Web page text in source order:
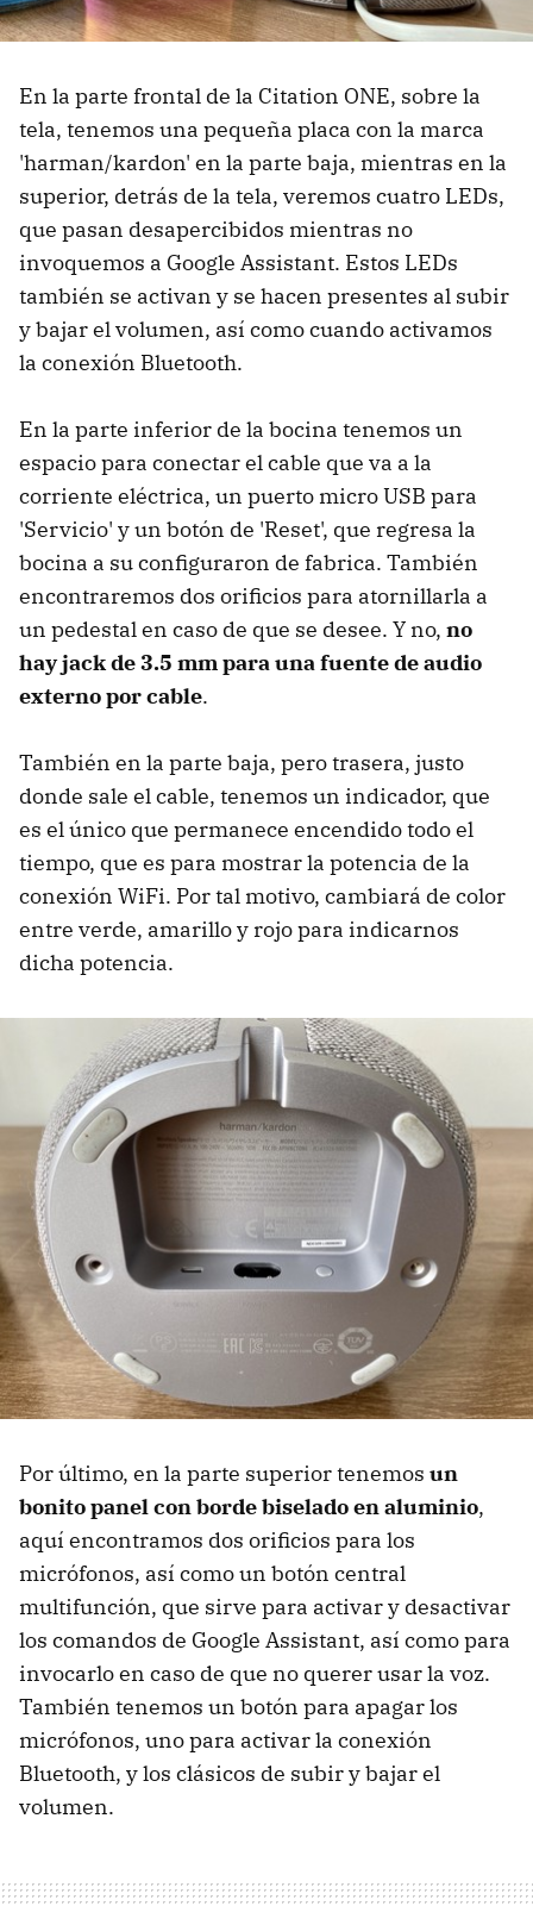
En la parte frontal de la Citation ONE, sobre la
tela, tenemos una pequeña placa con la marca
'harman/kardon' en la parte baja, mientras en la
superior, detrás de la tela, veremos cuatro LEDs,
que pasan desapercibidos mientras no
invoquemos a Google Assistant. Estos LEDs
también se activan y se hacen presentes al subir
y bajar el volumen, así como cuando activamos
la conexión Bluetooth.
En la parte inferior de la bocina tenemos un
espacio para conectar el cable que va a la
corriente eléctrica, un puerto micro USB para
'Servicio' y un botón de 'Reset', que regresa la
bocina a su configuraron de fabrica. También
encontraremos dos orificios para atornillarla a
un pedestal en caso de que se desee. Y no, no
hay jack de 3.5 mm para una fuente de audio
externo por cable.
También en la parte baja, pero trasera, justo
donde sale el cable, tenemos un indicador, que
es el único que permanece encendido todo el
tiempo, que es para mostrar la potencia de la
conexión WiFi. Por tal motivo, cambiará de color
entre verde, amarillo y rojo para indicarnos
dicha potencia.
Por último, en la parte superior tenemos un
bonito panel con borde biselado en aluminio,
aquí encontramos dos orificios para los
micrófonos, así como un botón central
multifunción, que sirve para activar y desactivar
los comandos de Google Assistant, así como para
invocarlo en caso de que no querer usar la voz.
También tenemos un botón para apagar los
micrófonos, uno para activar la conexión
Bluetooth, y los clásicos de subir y bajar el
volumen.